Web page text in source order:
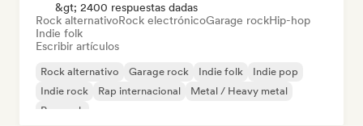
&gt; 2400 respuestas dadas
Rock alternativoRock electrónicoGarage rockHip-hop
Indie folk
Escribir artículos
Rock alternativo Garage rock Indie folk
Indie pop
Indie rock
Rap internacional
Metal / Heavy metal
Pop rock